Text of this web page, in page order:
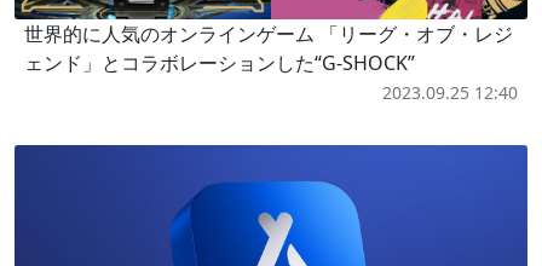
世界的に人気のオンラインゲーム 「リーグ・オブ・レジ
ェンド」とコラボレーションした“G-SHOCK”
2023.09.25 12:40